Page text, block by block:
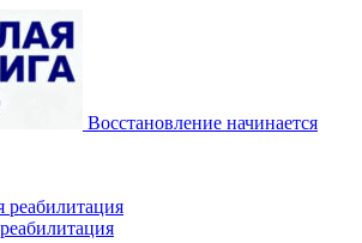
Восстановление начинается
реабилитация